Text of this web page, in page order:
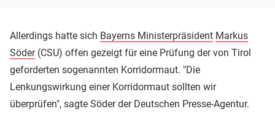
Allerdings hatte sich Bayerns Ministerpräsident Markus
Söder(CSU) offen gezeigt für eine Prüfung der von Tirol
geforderten sogenannten Korridormaut. "Die
Lenkungswirkung einer Korridormaut sollten wir
überprüfen", sagte Söder der Deutschen Presse-Agentur.